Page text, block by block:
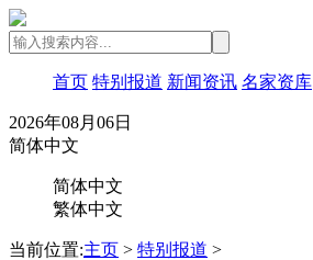
首页 特别报道 新闻资讯 名家资库
2026年08月06日
简体中文
简体中文
繁体中文
当前位置:主页 > 特别报道 >